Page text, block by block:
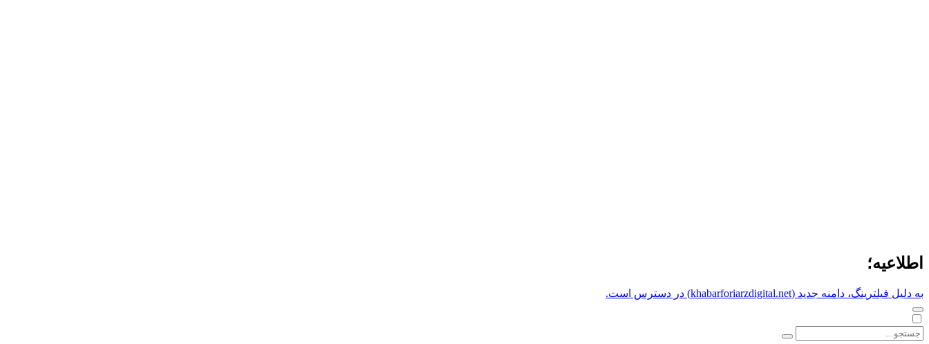
اطلاعیه؛
به دلیل فیلترینگ، دامنه جدید (khabarforiarzdigital.net) در دسترس است.